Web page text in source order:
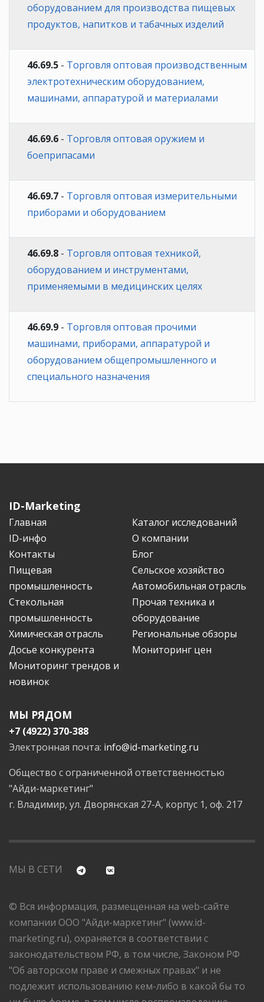
оборудованием для производства пищевых
продуктов, напитков и табачных изделий
46.69.5 - Торговля оптовая производственным
электротехническим оборудованием,
машинами, аппаратурой и материалами
46.69.6 - Торговля оптовая оружием и
боеприпасами
46.69.7 - Торговля оптовая измерительными
приборами и оборудованием
46.69.8 - Торговля оптовая техникой,
оборудованием и инструментами,
применяемыми в медицинских целях
46.69.9 - Торговля оптовая прочими
машинами, приборами, аппаратурой и
оборудованием общепромышленного и
специального назначения
ID-Marketing
Главная
Каталог исследований
ID-инфо
О компании
Контакты
Блог
Пищевая
промышленность
Сельское хозяйство
Автомобильная отрасль
Стекольная
промышленность
Прочая техника и
оборудование
Химическая отрасль
Региональные обзоры
Досье конкурента
Мониторинг цен
Мониторинг трендов и
новинок
МЫ РЯДОМ
+7 (4922) 370-388
Электронная почта: info@id-marketing.ru
Общество с ограниченной ответственностью
"Айди-маркетинг"
г. Владимир, ул. Дворянская 27-А, корпус 1, оф. 217
МЫ В СЕТИ
© Вся информация, размещенная на web-сайте
компании ООО "Айди-маркетинг" (www.id-
marketing.ru), охраняется в соответствии с
законодательством РФ, в том числе, Законом РФ
"Об авторском праве и смежных правах" и не
подлежит использованию кем-либо в какой бы то